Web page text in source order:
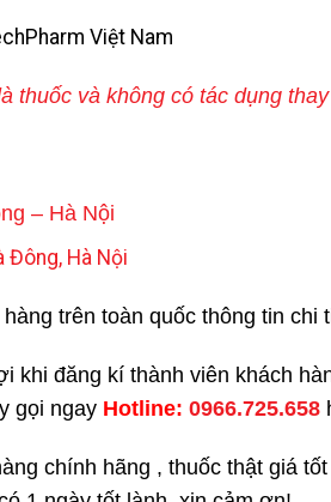
Việt Nam
thuốc và không có tác dụng
– Hà Nội
Đông, Hà Nội
trên toàn quốc thông tin chi
khi đăng kí thành viên khách
gọi ngay Hotline: 0966.725.658
chính hãng , thuốc thật giá